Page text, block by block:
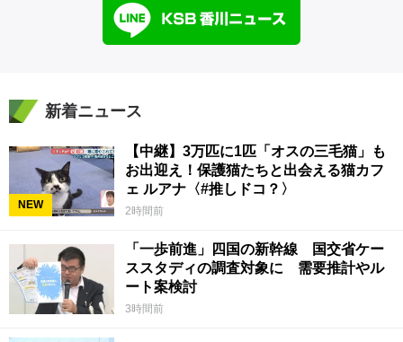
新着ニュース
NEW
【中継】3万匹に1匹「オスの三毛猫」も
お出迎え！保護猫たちと出会える猫カフ
ェ ルアナ〈#推しドコ？〉
2時間前
「一歩前進」四国の新幹線 国交省ケー
ススタディの調査対象に 需要推計やル
ート案検討
3時間前